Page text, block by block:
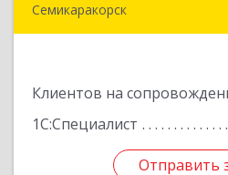
Семикаракорск
Клиентов на
1С:Специалист
Отправить
Отправить